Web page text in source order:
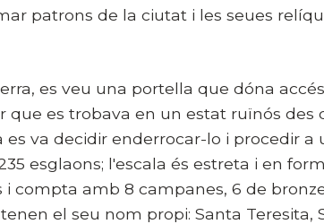
patrons de la ciutat i les seues
es veu una portella que dóna
es trobava en un estat ruïnós des
es va decidir enderrocar-lo i procedir a
esglaons; l'escala és estreta i en
compta amb 8 campanes, 6 de
el seu nom propi: Santa Teresita,